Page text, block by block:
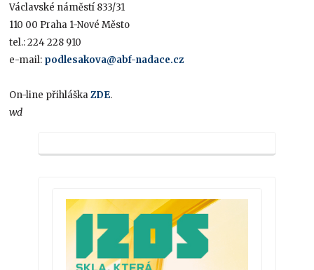
Václavské náměstí 833/31
110 00 Praha 1-Nové Město
tel.: 224 228 910
e-mail: podlesakova@abf-nadace.cz
On-line přihláškaZDE.
wd